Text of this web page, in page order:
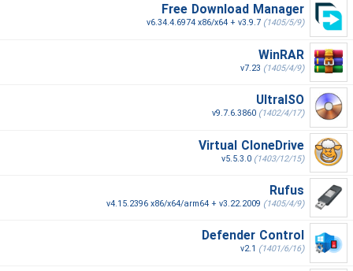
Free Download Manager
v6.34.4.6974 x86/x64 + v3.9.7 (1405/5/9)
WinRAR
v7.23 (1405/4/9)
UltraISO
v9.7.6.3860 (1402/4/17)
Virtual CloneDrive
v5.5.3.0 (1403/12/15)
Rufus
v4.15.2396 x86/x64/arm64 + v3.22.2009 (1405/4/9)
Defender Control
v2.1 (1401/6/16)